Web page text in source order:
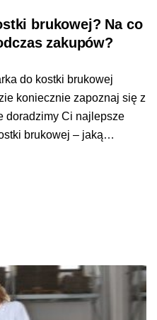
brukowej? Na co
zakupów?
do kostki brukowej
koniecznie zapoznaj się z
doradzimy Ci najlepsze
brukowej – jaką
jest wcale prostym